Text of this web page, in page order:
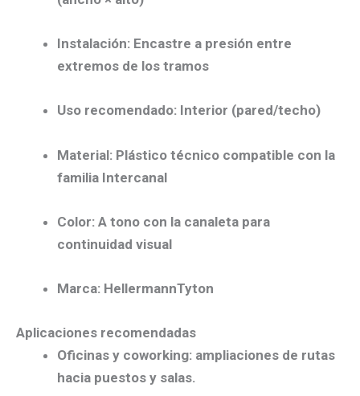
Instalación: Encastre a presión entre
extremos de los tramos
Uso recomendado: Interior (pared/techo)
Material: Plástico técnico compatible con la
familia Intercanal
Color: A tono con la canaleta para
continuidad visual
Marca: HellermannTyton
Aplicaciones recomendadas
Oficinas y coworking: ampliaciones de rutas
hacia puestos y salas.